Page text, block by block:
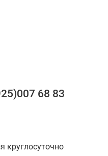
68 83
круглосуточно